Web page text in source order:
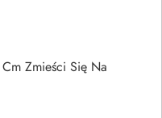
Zmieści Się Na